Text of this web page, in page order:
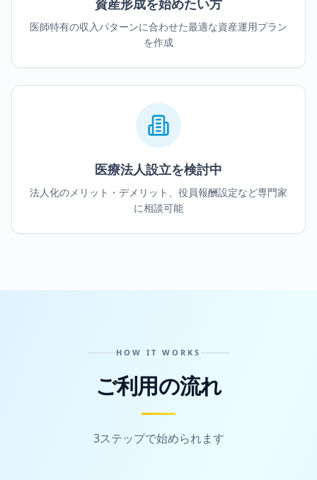
資産形成を始めたい方
医師特有の収入パターンに合わせた最適な資産運用プラン
を作成
医療法人設立を検討中
法人化のメリット・デメリット、役員報酬設定など専門家
に相談可能
HOW IT WORKS
ご利用の流れ
3ステップで始められます